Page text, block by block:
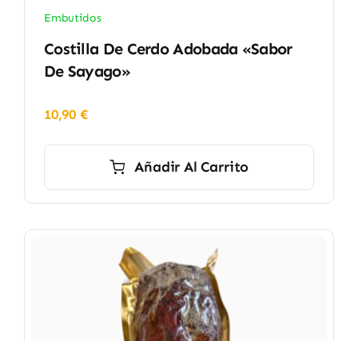
Embutidos
Costilla De Cerdo Adobada «Sabor
De Sayago»
10,90 €
Añadir Al Carrito